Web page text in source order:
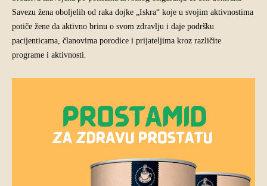
Savezu žena oboljelih od raka dojke „Iskra“ koje u svojim aktivnostima
potiče žene da aktivno brinu o svom zdravlju i daje podršku
pacijenticama, članovima porodice i prijateljima kroz različite
programe i aktivnosti.